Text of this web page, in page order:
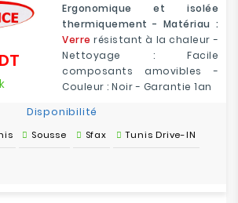
Ergonomique et isolée
thermiquement - Matériau :
Verre résistant à la chaleur -
Nettoyage : Facile
composants amovibles -
Couleur : Noir - Garantie 1an
Prix
Disponibilité
Sousse Sfax Tunis Drive-IN